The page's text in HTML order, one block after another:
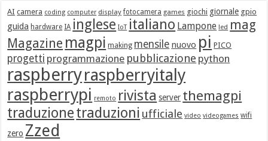
AI camera coding computer display fotocamera games giochi giornale gpio
guida hardware IA inglese IoT italiano Lampone led mag
Magazine magpi making mensile nuovo pi PICO
progetti programmazione pubblicazione python
raspberryraspberryitaly
raspberrypi remoto rivista server themagpi
traduzionetraduzioni ufficiale video videogames wifi
zero Zzed